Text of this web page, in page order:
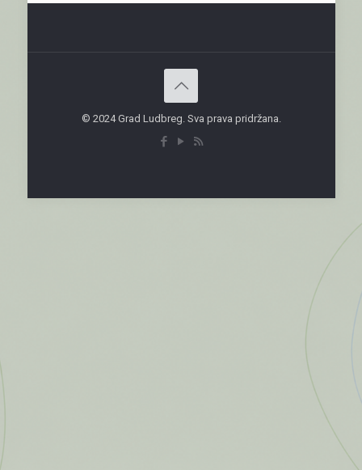
© 2024 Grad Ludbreg. Sva prava pridržana.